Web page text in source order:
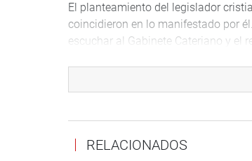
El planteamiento del legislador
coincidieron en lo manifestado por
escuchar al Gabinete Cateriano y el
De otra parte, ya luego de
reapertura de las iglesias de todas
vivimos”, sentenció.
RELACIONADOS